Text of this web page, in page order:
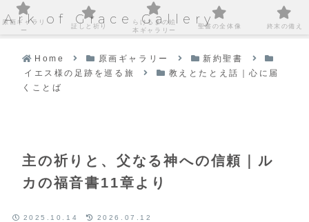
Ark of Grace Gallery
Home 原画ギャラリー
新約聖書
イエス様の足跡を巡る旅
教えとたとえ話｜心に届
くことば
主の祈りと、父なる神への信頼｜ル
カの福音書11章より
2025.10.14 2026.07.12
原画ギャラリ
ー
証しと祈り
らけるまの絵
本ギャラリー
聖書の全体像 終末の備え